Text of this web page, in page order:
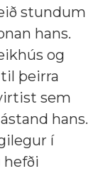
stundum
hans.
og
þeirra
sem
hans.
í
hefði